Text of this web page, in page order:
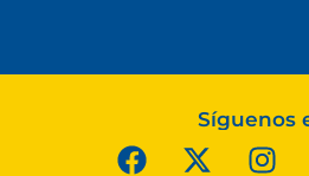
Síguenos